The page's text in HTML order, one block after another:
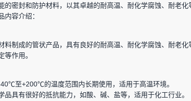
的密封和防护材料，以其卓越的耐高温、耐化学腐蚀、耐老
内容介绍：
料制成的管状产品，具有良好的耐高温、耐化学腐蚀、耐老
等作用。
至+200℃的温度范围内长期使用，适用于高温环境。
品具有很好的抵抗能力，如酸、碱、盐等，适用于化工行业。